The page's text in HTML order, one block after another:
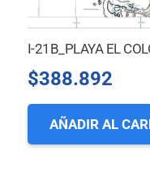
I-21B_PLAYA EL
$388.892
AÑADIR AL